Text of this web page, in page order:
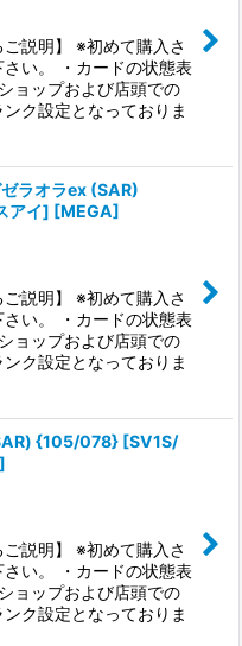
ご説明】 ※初めて購入さ
い。 ・カードの状態表
ョップおよび店頭での
ク設定となっておりま
ゼラオラex (SAR)
アイ] [MEGA]
ご説明】 ※初めて購入さ
い。 ・カードの状態表
ョップおよび店頭での
ク設定となっておりま
{105/078} [SV1S/
ご説明】 ※初めて購入さ
い。 ・カードの状態表
ョップおよび店頭での
ク設定となっておりま